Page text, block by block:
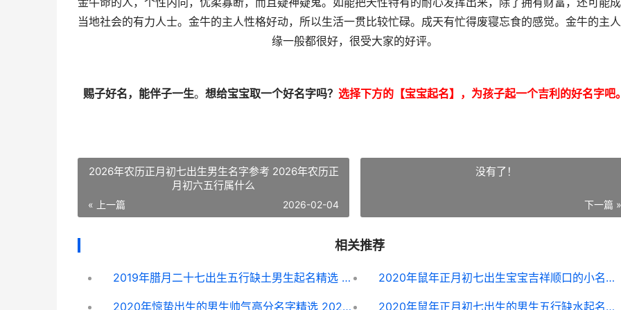
当地社会的有力人士。金牛的主人性格好动，所以生活一贯比较忙碌。成天有忙得废寝忘食的感觉。金牛的主
缘一般都很好，很受大家的好评。
赐子好名，能伴子一生。 想给宝宝取一个好名字吗？ 选择下方的【宝宝起名】，为孩子起一个吉利的好名字吧。
2026年农历正月初七出生男生名字参考 2026年农历正
月初六五行属什么
« 上一篇 2026-02-04
没有了！
下一篇 »
相关推荐
2019年腊月二十七出生五行缺土男生起名精选 2026年农历二月二十八是几月几号 2020年鼠年正月初七出生宝宝吉祥顺口的小名乳名锦集 2020鼠年正月出生的宝宝怎么样
2020年惊蛰出生的男生帅气高分名字精选 2020年惊蛰出生的鼠宝宝好不好 2020年鼠年正月初七出生的男生五行缺水起名最好听的名字 2020年正月出生的属鼠人好不好